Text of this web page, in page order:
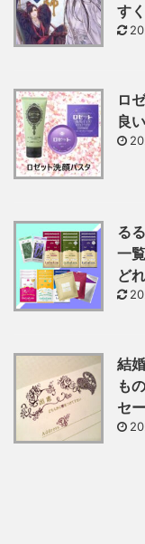
す
ロ
良
る
一
ど
結
も
セ